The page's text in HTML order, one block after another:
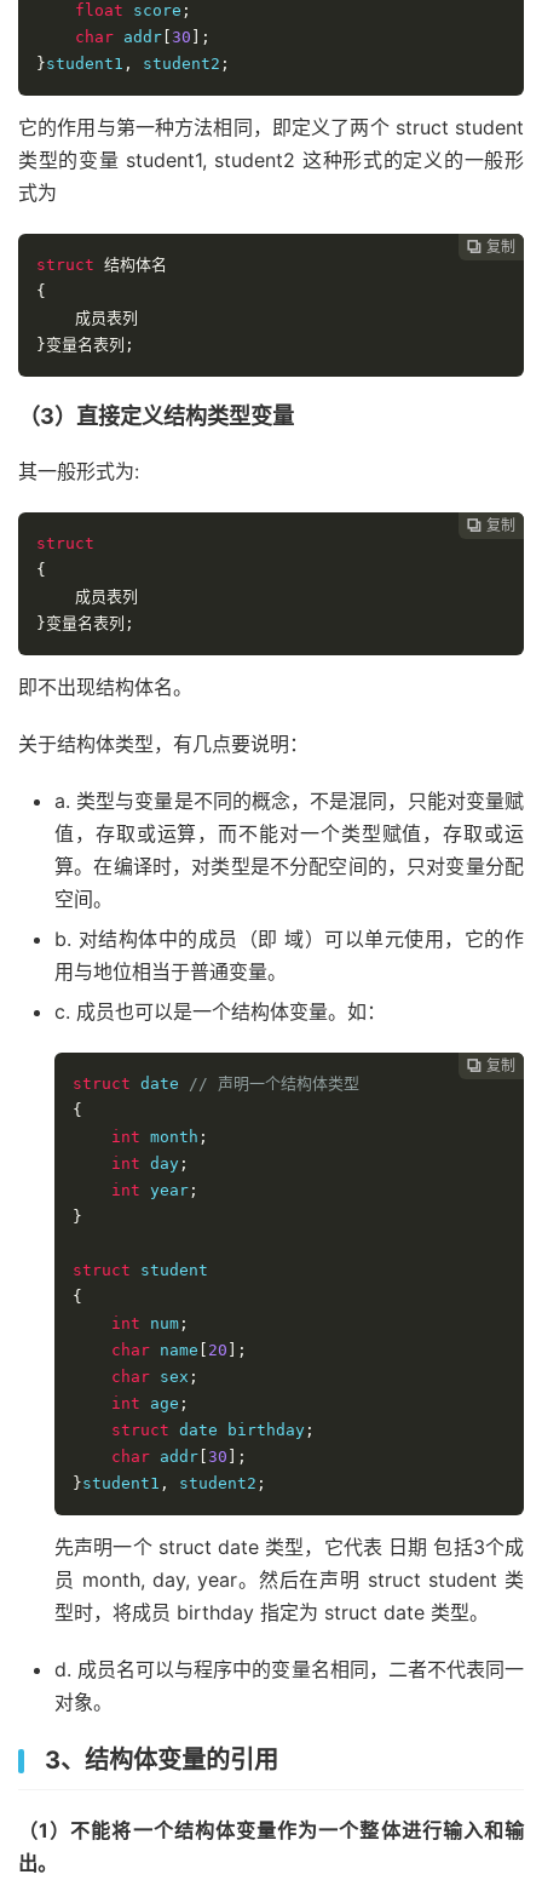
float score ;
char addr 30 ];
}student1 , student2 ;
它的作用与第一种方法相同，即定义了两个 struct student
类型的变量 student1, student2 这种形式的定义的一般形
式为
 复制
struct 结构体名
{
成员表列
}变量名表列;
（3）直接定义结构类型变量
其一般形式为:
 复制
struct
{
成员表列
}变量名表列;
即不出现结构体名。
关于结构体类型，有几点要说明：
a. 类型与变量是不同的概念，不是混同，只能对变量赋
值，存取或运算，而不能对一个类型赋值，存取或运
算。在编译时，对类型是不分配空间的，只对变量分配
空间。
b. 对结构体中的成员（即 域）可以单元使用，它的作
用与地位相当于普通变量。
c. 成员也可以是一个结构体变量。如：
 复制
struct date // 声明一个结构体类型
{
int month ;
int day ;
int year ;
}
struct
{
int num ;
char name 20 ];
char sex ;
int age ;
struct date birthday ;
char addr 30 ];
}student1 , student2 ;
先声明一个 struct date 类型，它代表 日期 包括3个成
员 month, day, year。然后在声明 struct student 类
型时，将成员 birthday 指定为 struct date 类型。
d. 成员名可以与程序中的变量名相同，二者不代表同一
对象。
3、结构体变量的引用
（1）不能将一个结构体变量作为一个整体进行输入和输
出。